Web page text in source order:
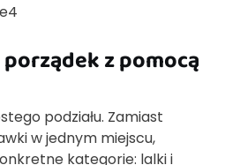
z pomocą
podziału. Zamiast
w jednym miejscu,
kategorie: lalki i